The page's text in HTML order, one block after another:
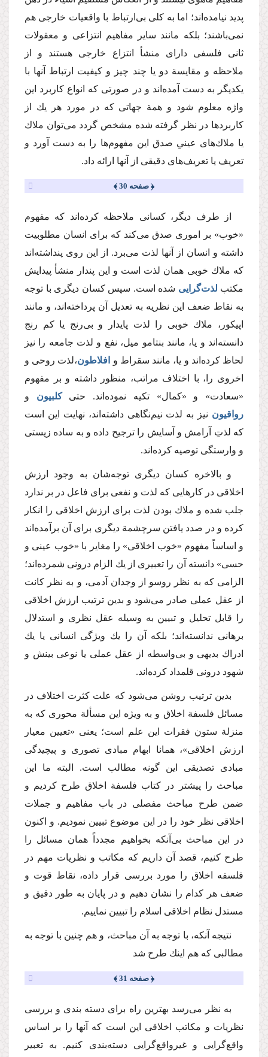
پدید نیامده‌اند؛ اما به كلی بی‌ارتباط با واقعیات خارجی هم
نمی‌باشند؛ بلكه مانند سایر مفاهیم انتزاعی و معقولات
ثانی فلسفی دارای منشأ انتزاع خارجی هستند و از
ملاحظه و مقایسة دو یا چند چیز و كیفیت ارتباط آنها با
یكدیگر به دست آمده‌اند و در صورتی كه انواع كاربرد این
واژه معلوم شود و همة‌ جهاتی كه در مورد هر یك از
كاربردها در نظر گرفته شده مشخص گردد می‌توان ملاك
یا ملاك‌های عینیِ صدق این مفهوم‌ها را به دست آورد و
تعریف یا تعریف‌های دقیقی از آنها ارائه داد.
﴿ صفحه 30 ﴾
از طرف دیگر، كسانی ملاحظه كرده‌اند كه مفهوم
«خوب» بر اموری صدق می‌كند كه برای انسان مطلوبیت
داشته و انسان از آنها لذت می‌برد. از این روی پنداشته‌اند
كه ملاك خوبی همان لذت است و این پندار منشأ پیدایش
مكتب لذت‌گرایی شده است. سپس كسان دیگری با توجه
به نقاط ضعف این نظریه به تعدیل آن پرداخته‌اند، و مانند
اپیكور، ملاك خوبی را لذت پایدار و بی‌رنج یا كم رنج
دانسته‌اند و یا، مانند بنتامو میل، نفع و لذت جامعه را نیز
لحاظ كرده‌اند و یا، مانند سقراط و افلاطون،لذت روحی و
اخروی را،‌ با اختلاف مراتب، منظور داشته‌ و بر مفهوم
«سعادت» و «كمال» تكیه نموده‌اند. حتیكلبیون و
رواقیون نیز به لذت نیم‌نگاهی داشته‌اند، نهایت این است
كه لذتِ آرامش و آسایش را ترجیح داده و به ساده زیستی
و وارستگی توصیه كرده‌اند.
و بالاخره كسان دیگری توجه‌شان به وجود ارزش
اخلاقی در كارهایی كه لذت و نفعی برای فاعل در بر ندارد
جلب شده و ملاك بودن لذت برای ارزش اخلاقی را انكار
كرده و در صدد یافتن سرچشمة دیگری برای آن برآمده‌اند
و اساساً مفهوم «خوب اخلاقی» را مغایر با «خوب عینی و
حسی» دانسته آن را تعبیری از یك الزام درونی شمرده‌اند؛
الزامی كه به نظر روسو از وجدان آدمی، و به نظر كانت
از عقل عملی صادر می‌شود و بدین ترتیب ارزش اخلاقی
را قابل تحلیل و تبیین به وسیله عقل نظری و استدلال
برهانی ندانسته‌اند؛ بلكه آن را یك ویژگی انسانی یا یك
ادراك بدیهی و بی‌واسطه از عقل عملی یا نوعی بینش و
شهود درونی قلمداد كرده‌اند.
‌بدین ترتیب روشن می‌شود كه علت كثرت اختلاف در
مسائل فلسفة‌ اخلاق و به ویژه این مسألة‌ محوری كه به
منزلة‌ ستون فقرات این علم است؛ یعنی «تعیین معیار
ارزش اخلاقی»، همانا ابهام مبادی تصوری و پیچیدگی
مبادی تصدیقی این گونه مطالب است. البته ما این
مباحث را پیشتر در كتاب فلسفة‌ اخلاق طرح كردیم و
ضمن طرح ‌مباحث مفصلی در باب مفاهیم و جملات
اخلاقی نظر خود را در این موضوع تبیین نمودیم. و اكنون
در این مباحث بی‌‌آنكه بخواهیم مجدداً همان مسائل را
طرح كنیم، قصد آن داریم كه مكاتب و نظریات مهم در
فلسفه اخلاق را مورد بررسی قرار داده، نقاط قوت و
ضعف هر كدام را نشان دهیم و در پایان به طور دقیق و
مستدل نظام اخلاقی اسلام را تبیین نماییم.
نتیجه آنكه، با توجه به آن مباحث، و هم چنین با توجه به
مطالبی كه هم اینك طرح شد
﴿ صفحه 31 ﴾
به نظر می‌رسد بهترین راه برای دسته بندی و بررسی
نظریات و مكاتب اخلاقی این است كه آنها را بر اساس
واقع‌گرایی و غیرواقع‌گرایی دسته‌بندی كنیم. به تعبیر